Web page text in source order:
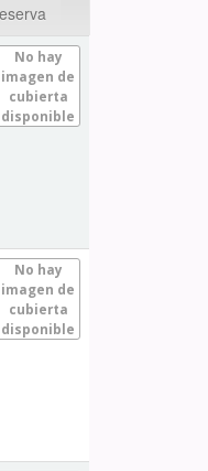
No hay
imagen de
cubierta
disponible
No hay
imagen de
cubierta
disponible